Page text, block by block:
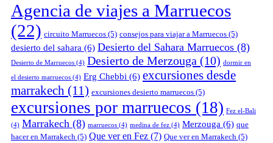
Agencia de viajes a Marruecos
(22) circuito Marruecos (5) consejos para viajar a Marruecos (5)
desierto del sahara (6) Desierto del Sahara Marruecos (8)
Desierto de Marruecos (4) Desierto de Merzouga (10) dormir en
el desierto marruecos (4) Erg Chebbi (6) excursiones desde
marrakech (11) excursiones desierto marruecos (5)
excursiones por marruecos (18) Fez el-Bali
(4) Marrakech (8) marruecos (4) medina de fez (4) Merzouga (6) que
hacer en Marrakech (5) Que ver en Fez (7) Que ver en Marrakech (5)